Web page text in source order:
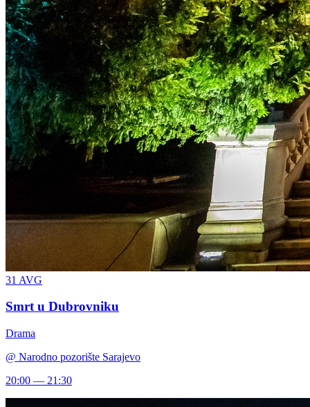
31 AVG
Smrt u Dubrovniku
Drama
@ Narodno pozorište Sarajevo
20:00 — 21:30